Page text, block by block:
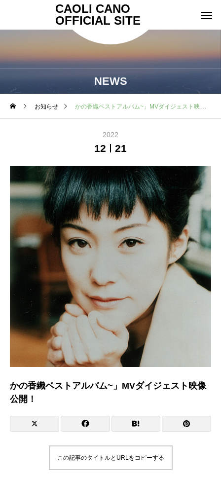
CAOLI CANO
OFFICIAL SITE
NEWS
お知らせ かの香織ベストアルバム~」MVダイジェスト映像公開！
2022
12 21
かの香織ベストアルバム~」MVダイジェスト映像
公開！
この記事のタイトルとURLをコピーする